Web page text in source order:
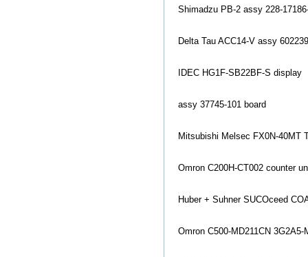
Shimadzu PB-2 assy 228-
Delta Tau ACC14-V assy
IDEC HG1F-SB22BF-S display
assy 37745-101 board
Mitsubishi Melsec FX0N-40MT
Omron C200H-CT002 counter
Huber + Suhner SUCOceed
Omron C500-MD211CN 3G2A5-